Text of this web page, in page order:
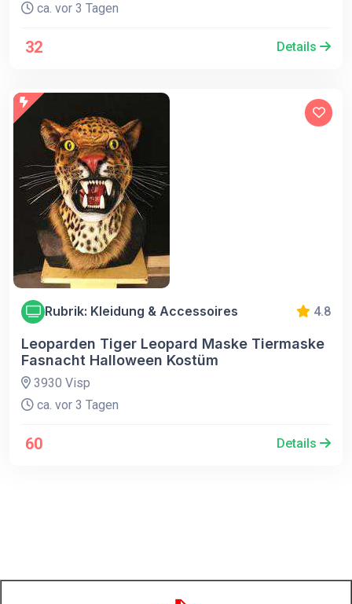
ca. vor 3 Tagen
32 Details
Rubrik: Kleidung & Accessoires 4.8
Leoparden Tiger Leopard Maske Tiermaske
Fasnacht Halloween Kostüm
3930 Visp
ca. vor 3 Tagen
60 Details